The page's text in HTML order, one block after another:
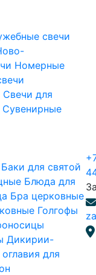
свечи
Номерные
Свечи для
Сувенирные
Баки для святой
Блюда для
Бра церковные
Голгофы
Дикирии-
для